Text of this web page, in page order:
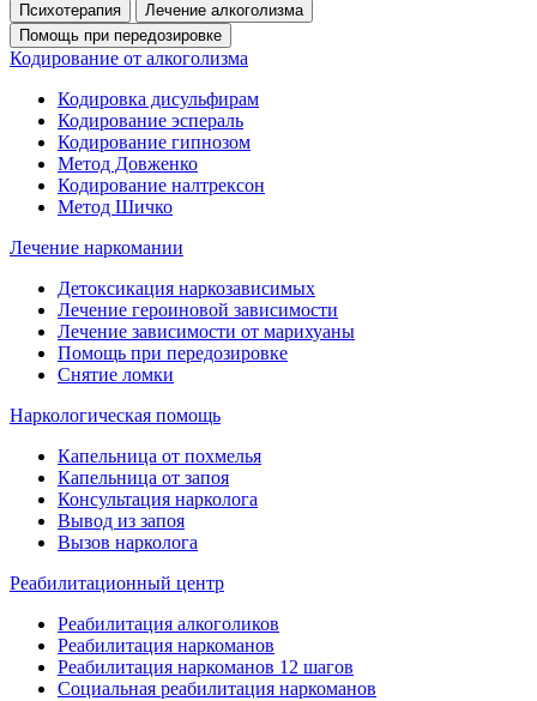
Психотерапия
Лечение алкоголизма
Помощь при передозировке
Кодирование от алкоголизма
Кодировка дисульфирам
Кодирование эспераль
Кодирование гипнозом
Метод Довженко
Кодирование налтрексон
Метод Шичко
Лечение наркомании
Детоксикация наркозависимых
Лечение героиновой зависимости
Лечение зависимости от марихуаны
Помощь при передозировке
Снятие ломки
Наркологическая помощь
Капельница от похмелья
Капельница от запоя
Консультация нарколога
Вывод из запоя
Вызов нарколога
Реабилитационный центр
Реабилитация алкоголиков
Реабилитация наркоманов
Реабилитация наркоманов 12 шагов
Социальная реабилитация наркоманов